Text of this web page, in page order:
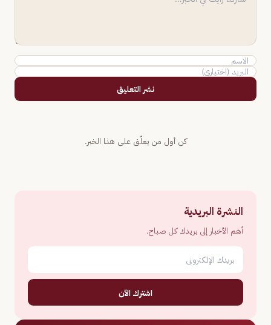
نشر التعليق
كن أول من يعلّق على هذا الخبر.
النشرة البريدية
أهم الأخبار إلى بريدك كل صباح.
اشترك الآن